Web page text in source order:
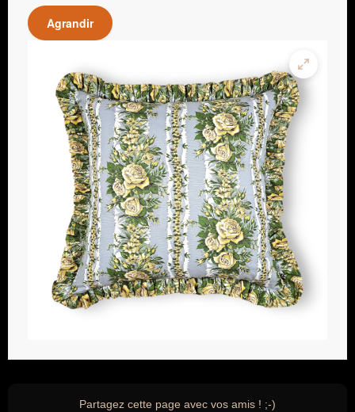
Agrandir
Partagez cette page avec vos amis ! ;-)